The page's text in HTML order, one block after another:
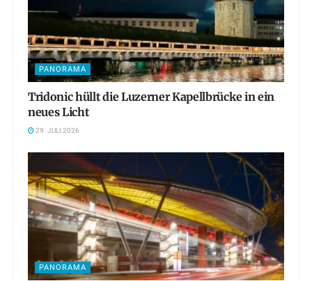
PANORAMA
Tridonic hüllt die Luzerner Kapellbrücke in ein
neues Licht
29. JULI 2026
PANORAMA